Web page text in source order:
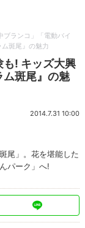
ブランコ」「電動バイ
斑尾』の魅力
も! キッズ大興
ム斑尾』の魅
2014.7.31 10:00
尾」。花を堪能した
パーク」へ!